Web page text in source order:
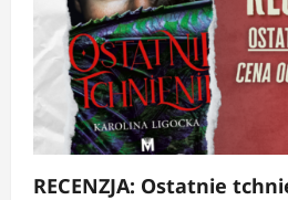
RECENZJA: Ostatnie